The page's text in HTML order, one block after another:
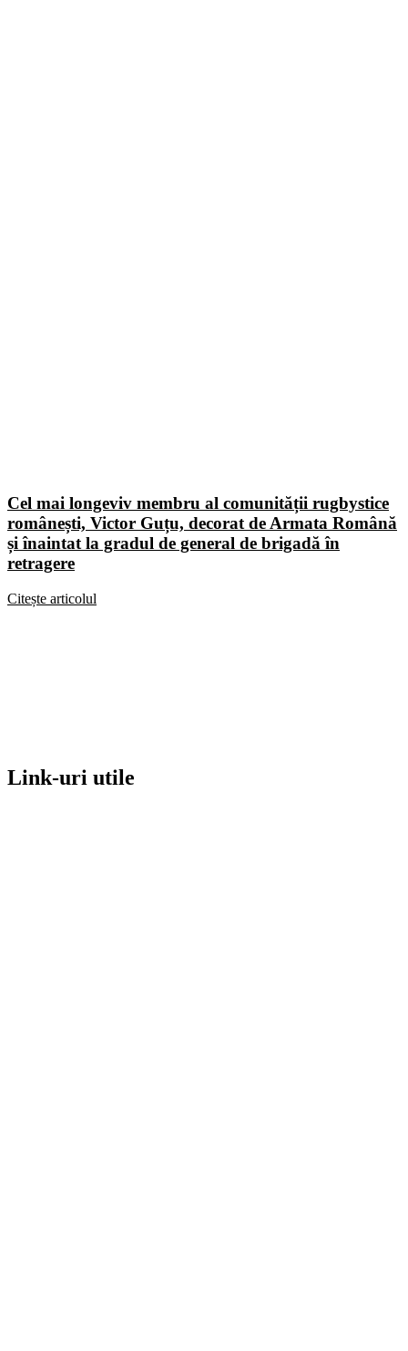
Cel mai longeviv membru al comunității rugbystice
românești, Victor Guțu, decorat de Armata Română
și înaintat la gradul de general de brigadă în
retragere
Citește articolul
Link-uri utile